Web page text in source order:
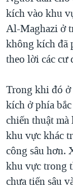
kích vào khu
Al-Maghazi ở
không kích đã
theo lời các cư
Trong khi đó ở
kích ở phía
chiến thuật
khu vực khác
công sâu hơn.
khu vực trong
chưa tiến sâu